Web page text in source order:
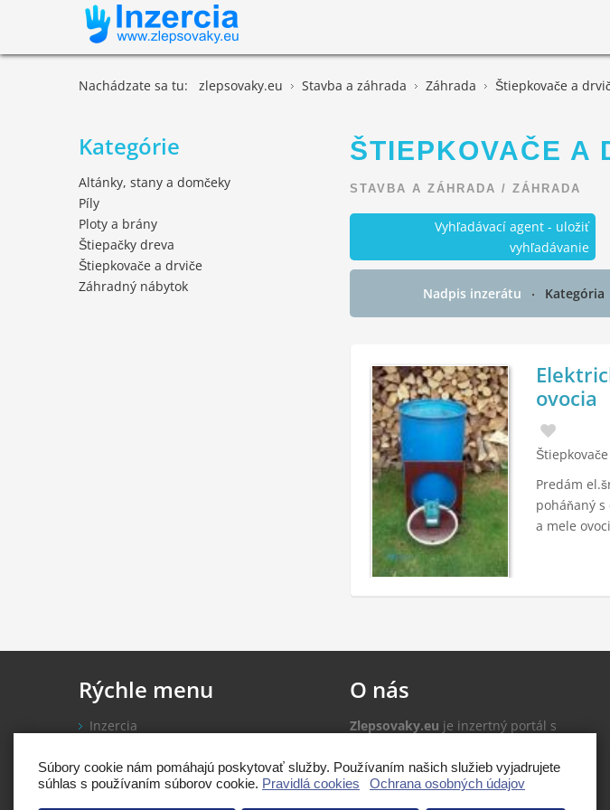
Súbory cookie nám pomáhajú poskytovať služby. Používaním našich služieb vyjadrujete
súhlas s používaním súborov cookie. Pravidlá cookies Ochrana osobných údajov
Nachádzate sa tu: zlepsovaky.eu Stavba a záhrada Záhrada Štiepkovače a
ŠTIEPKOVAČE A
STAVBA A ZÁHRADA / ZÁHRADA
Vyhľadávací agent - uložiť
vyhľadávanie
Nadpis inzerátu Kategória
ovocia
Predám
poháňaný
a mele
Kategórie
Altánky, stany a domčeky
Píly
Ploty a brány
Štiepačky dreva
Štiepkovače a drviče
Záhradný nábytok
Rýchle menu
Inzercia
Pridať inzerát
O nás
Zlepsovaky.eu je inzertný portál s
Rady a tipy